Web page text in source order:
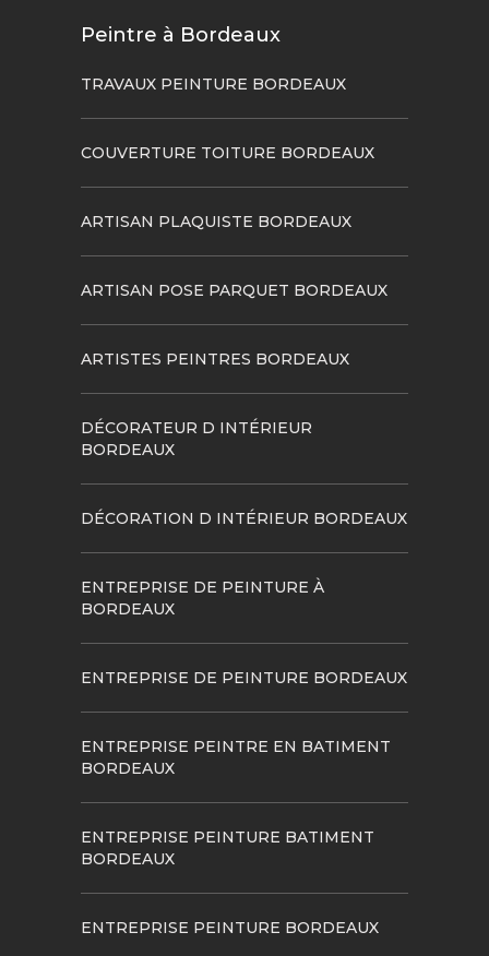
Peintre à Bordeaux
TRAVAUX PEINTURE BORDEAUX
COUVERTURE TOITURE BORDEAUX
ARTISAN PLAQUISTE BORDEAUX
ARTISAN POSE PARQUET BORDEAUX
ARTISTES PEINTRES BORDEAUX
DÉCORATEUR D INTÉRIEUR
BORDEAUX
DÉCORATION D INTÉRIEUR BORDEAUX
ENTREPRISE DE PEINTURE À
BORDEAUX
ENTREPRISE DE PEINTURE BORDEAUX
ENTREPRISE PEINTRE EN BATIMENT
BORDEAUX
ENTREPRISE PEINTURE BATIMENT
BORDEAUX
ENTREPRISE PEINTURE BORDEAUX